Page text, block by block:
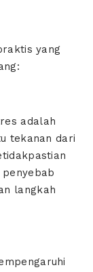
yang
adalah
tekanan dari
langkah